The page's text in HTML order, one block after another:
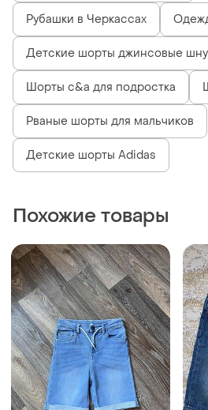
Рубашки в Черкассах
Детские шорты джинсовые
Шорты c&a для подростка
Рваные шорты для мальчиков
Детские шорты Adidas
Похожие товары